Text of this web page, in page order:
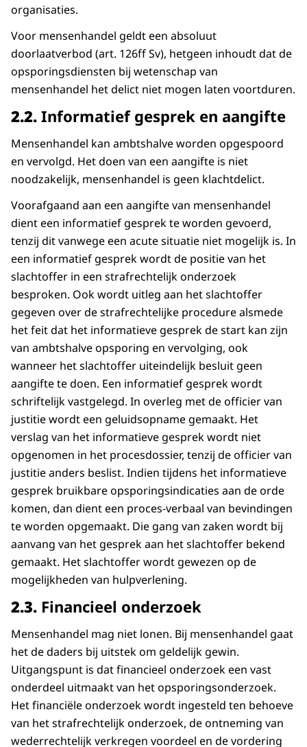
organisaties.
Voor mensenhandel geldt een absoluut
doorlaatverbod (art. 126ff Sv), hetgeen inhoudt dat de
opsporingsdiensten bij wetenschap van
mensenhandel het delict niet mogen laten voortduren.
2.2. Informatief gesprek en aangifte
Mensenhandel kan ambtshalve worden opgespoord
en vervolgd. Het doen van een aangifte is niet
noodzakelijk, mensenhandel is geen klachtdelict.
Voorafgaand aan een aangifte van mensenhandel
dient een informatief gesprek te worden gevoerd,
tenzij dit vanwege een acute situatie niet mogelijk is. In
een informatief gesprek wordt de positie van het
slachtoffer in een strafrechtelijk onderzoek
besproken. Ook wordt uitleg aan het slachtoffer
gegeven over de strafrechtelijke procedure alsmede
het feit dat het informatieve gesprek de start kan zijn
van ambtshalve opsporing en vervolging, ook
wanneer het slachtoffer uiteindelijk besluit geen
aangifte te doen. Een informatief gesprek wordt
schriftelijk vastgelegd. In overleg met de officier van
justitie wordt een geluidsopname gemaakt. Het
verslag van het informatieve gesprek wordt niet
opgenomen in het procesdossier, tenzij de officier van
justitie anders beslist. Indien tijdens het informatieve
gesprek bruikbare opsporingsindicaties aan de orde
komen, dan dient een proces-verbaal van bevindingen
te worden opgemaakt. Die gang van zaken wordt bij
aanvang van het gesprek aan het slachtoffer bekend
gemaakt. Het slachtoffer wordt gewezen op de
mogelijkheden van hulpverlening.
2.3. Financieel onderzoek
Mensenhandel mag niet lonen. Bij mensenhandel gaat
het de daders bij uitstek om geldelijk gewin.
Uitgangspunt is dat financieel onderzoek een vast
onderdeel uitmaakt van het opsporingsonderzoek.
Het financiële onderzoek wordt ingesteld ten behoeve
van het strafrechtelijk onderzoek, de ontneming van
wederrechtelijk verkregen voordeel en de vordering